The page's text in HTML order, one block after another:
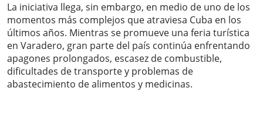
La iniciativa llega, sin embargo, en medio de uno de los
momentos más complejos que atraviesa Cuba en los
últimos años. Mientras se promueve una feria turística
en Varadero, gran parte del país continúa enfrentando
apagones prolongados, escasez de combustible,
dificultades de transporte y problemas de
abastecimiento de alimentos y medicinas.